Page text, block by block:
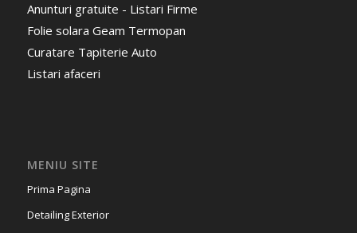
Anunturi gratuite - Listari Firme
Folie solara Geam Termopan
Curatare Tapiterie Auto
Listari afaceri
MENIU SITE
Prima Pagina
Detailing Exterior